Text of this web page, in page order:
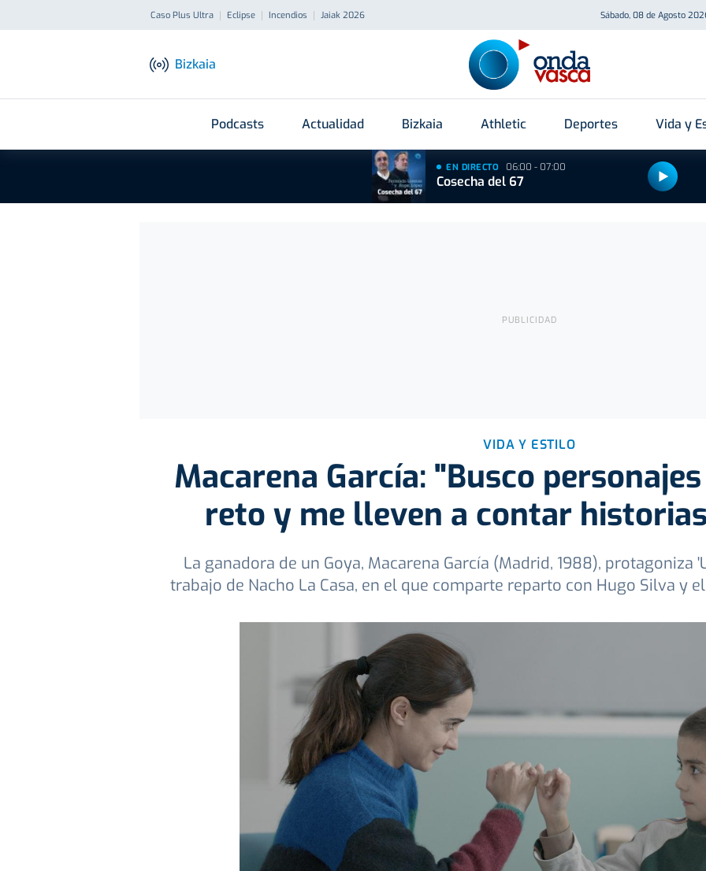
Caso Plus Ultra Eclipse Incendios Jaiak 2026 Sábado, 08 de Agosto
Bizkaia
Podcasts Actualidad Bizkaia Athletic Deportes Vida y
EN DIRECTO 06:00 - 07:00
Cosecha del 67
VIDA Y ESTILO
Macarena García: "Busco
reto y me lleven a contar
La ganadora de un Goya, Macarena García (Madrid, 1988), protagoniza
trabajo de Nacho La Casa, en el que comparte reparto con Hugo Silva y